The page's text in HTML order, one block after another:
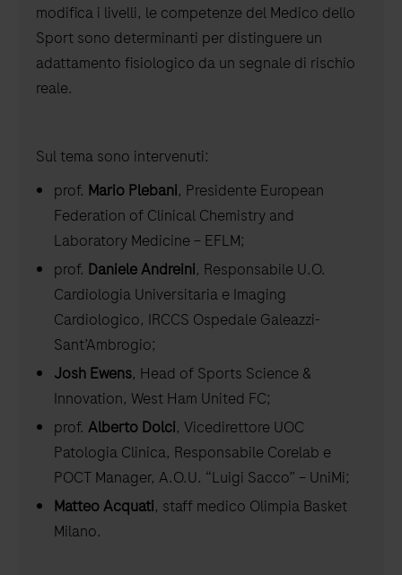
modifica i livelli, le competenze del Medico dello
Sport sono determinanti per distinguere un
adattamento fisiologico da un segnale di rischio
reale.
Sul tema sono intervenuti:
prof. Mario Plebani, Presidente European
Federation of Clinical Chemistry and
Laboratory Medicine – EFLM;
prof. Daniele Andreini, Responsabile U.O.
Cardiologia Universitaria e Imaging
Cardiologico, IRCCS Ospedale Galeazzi-
Sant’Ambrogio;
Josh Ewens, Head of Sports Science &
Innovation, West Ham United FC;
prof. Alberto Dolci, Vicedirettore UOC
Patologia Clinica, Responsabile Corelab e
POCT Manager, A.O.U. “Luigi Sacco” – UniMi;
Matteo Acquati, staff medico Olimpia Basket
Milano.